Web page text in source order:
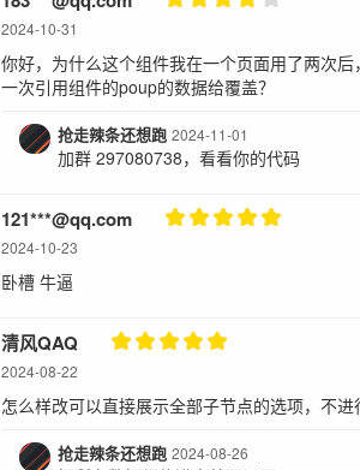
2024-10-31
你好，为什么这个组件我在一个页面用了两次
一次引用组件的poup的数据给覆盖？
抢走辣条还想跑2024-11-01
加群 297080738，看看你的代码
121***@qq.com
2024-10-23
卧槽 牛逼
清风QAQ
2024-08-22
怎么样改可以直接展示全部子节点的选项，不进
抢走辣条还想跑2024-08-26